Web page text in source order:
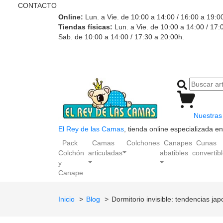
CONTACTO
Online: Lun. a Vie. de 10:00 a 14:00 / 16:00 a
Tiendas físicas: Lun. a Vie. de 10:00 a 14:00 /
Sab. de 10:00 a 14:00 / 17:30 a 20:00h.
El Rey de las Camas , tienda online especializada
Pack
Colchón
y
Canape
Camas
articuladas
Colchones Canapes
abatibles
Cunas
Inicio Blog Dormitorio invisible: tendencias